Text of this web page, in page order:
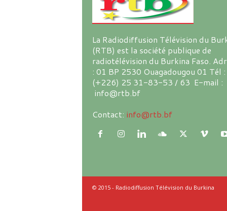
La Radiodiffusion Télévision du
(RTB) est la société publique de
radiotélévision du Burkina Faso.
: 01 BP 2530 Ouagadougou 01 Tél :
(+226) 25 31-83-53 / 63 E-mail :
info@rtb.bf
Contact: info@rtb.bf
© 2015 - Radiodiffusion Télévision du Burkina